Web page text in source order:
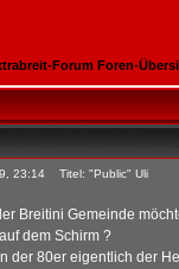
Forum Foren-
23:14 Titel: "Public" Uli
Breitini Gemeinde
dem Schirm ?
der 80er eigentlich der